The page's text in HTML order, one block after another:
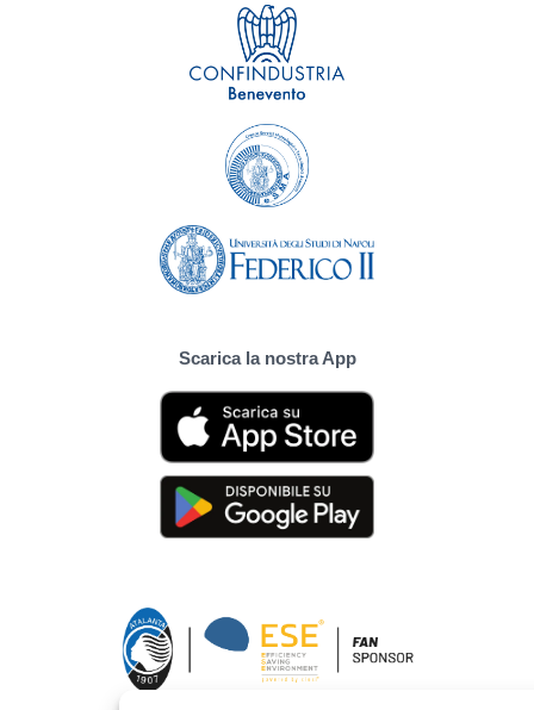
Scarica la nostra App